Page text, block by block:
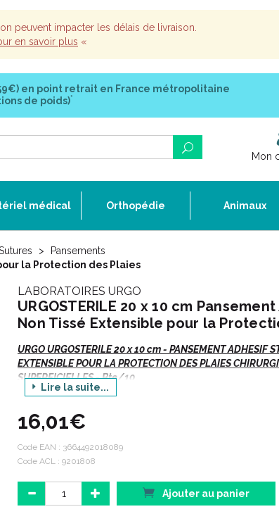
peuvent impacter les délais de livraison.
en savoir plus «
en point retrait en France métropolitaine
de poids)*
Mon
médical Orthopédie Animaux
Pansements
la Protection des Plaies
LABORATOIRES URGO
URGOSTERILE 20 x 10 cm
Non Tissé Extensible pour la
URGO URGOSTERILE 20 x 10 cm - PANSEMENT ADHESIF
EXTENSIBLE POUR LA PROTECTION DES PLAIES
SUPERFICIELLES - Bte/10
5 cm x 9 cm
15 cm x 10 cm
20 cm x 10 cm.
Lire la suite...
16,01€
Code EAN : 3664492018089
Code ACL : 9201808
Ajouter au panier